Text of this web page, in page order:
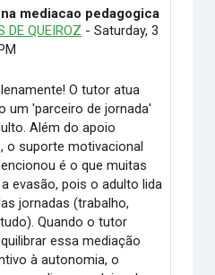
madeira e martins
mediacao pedagogica
DE QUEIROZ -Saturday, 3
O tutor atua
um 'parceiro de jornada'
Além do apoio
o suporte motivacional
é o que muitas
evasão, pois o adulto lida
jornadas (trabalho,
Quando o tutor
essa mediação
à autonomia, o